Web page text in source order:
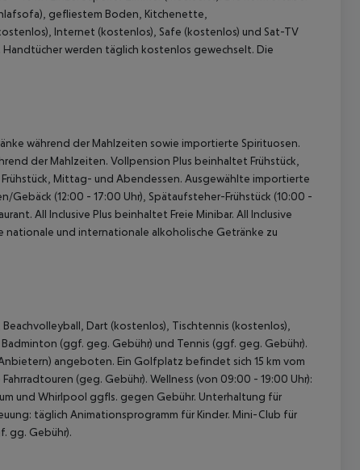
während der Mahlzeiten sowie importierte Spirituosen.
der Mahlzeiten. Vollpension Plus beinhaltet Frühstück,
Mittag- und Abendessen. Ausgewählte importierte
(12:00 - 17:00 Uhr), Spätaufsteher-Frühstück (10:00 -
All Inclusive Plus beinhaltet Freie Minibar. All Inclusive
nationale und internationale alkoholische Getränke zu
Dart (kostenlos), Tischtennis (kostenlos),
(ggf. geg. Gebühr) und Tennis (ggf. geg. Gebühr).
angeboten. Ein Golfplatz befindet sich 15 km vom
(geg. Gebühr). Wellness (von 09:00 - 19:00 Uhr):
und Whirlpool ggfls. gegen Gebühr. Unterhaltung für
täglich Animationsprogramm für Kinder. Mini-Club für
gg. Gebühr).